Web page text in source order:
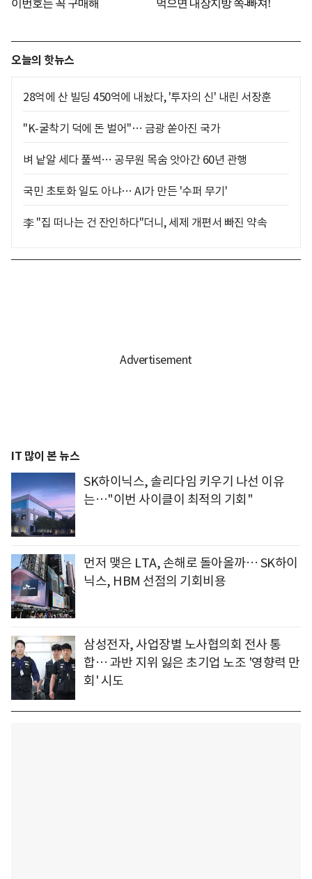
오늘의 핫뉴스
28억에 산 빌딩 450억에 내놨다, '투자의 신' 내린 서장훈
"K-굴착기 덕에 돈 벌어"… 금광 쏟아진 국가
벼 낱알 세다 풀썩… 공무원 목숨 앗아간 60년 관행
국민 초토화 일도 아냐… AI가 만든 '수퍼 무기'
李 "집 떠나는 건 잔인하다"더니, 세제 개편서 빠진 약속
IT 많이 본 뉴스
SK하이닉스, 솔리다임 키우기 나선 이유
는…"이번 사이클이 최적의 기회"
먼저 맺은 LTA, 손해로 돌아올까… SK하이
닉스, HBM 선점의 기회비용
삼성전자, 사업장별 노사협의회 전사 통
합… 과반 지위 잃은 초기업 노조 '영향력 만
회' 시도